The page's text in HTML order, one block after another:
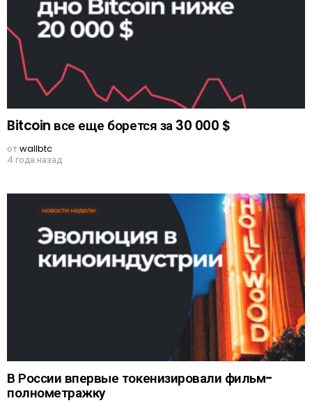
Bitcoin все еще борется за 30 000 $
отwallbtc
4 года назад
В России впервые токенизировали фильм-
полнометражку